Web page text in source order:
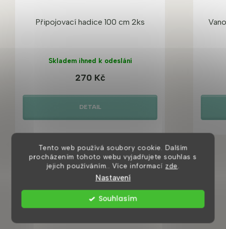
Tento web používá soubory cookie. Dalším
procházením tohoto webu vyjadřujete souhlas s
jejich používáním.. Více informací zde.
Nastavení
Souhlasím
Připojovací hadice 100 cm 2ks
Skladem ihned k odeslání
270 Kč
DETAIL
Mohlo by se vám také líbit